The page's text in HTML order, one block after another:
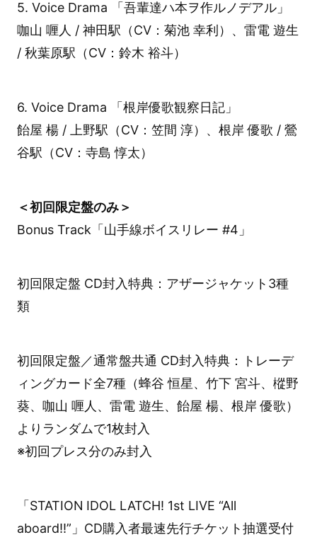
5. Voice Drama 「吾輩達ハ本ヲ作ルノデアル」
咖山 喱人 / 神田駅（CV：菊池 幸利）、雷電 遊生
/ 秋葉原駅（CV：鈴木 裕斗）
6. Voice Drama 「根岸優歌観察日記」
飴屋 楊 / 上野駅（CV：笠間 淳）、根岸 優歌 / 鶯
谷駅（CV：寺島 惇太）
＜初回限定盤のみ＞
Bonus Track「山手線ボイスリレー #4」
初回限定盤 CD封入特典：アザージャケット3種
類
初回限定盤／通常盤共通 CD封入特典：トレーデ
ィングカード全7種（蜂谷 恒星、竹下 宮斗、樅野
葵、咖山 喱人、雷電 遊生、飴屋 楊、根岸 優歌）
よりランダムで1枚封入
※初回プレス分のみ封入
「STATION IDOL LATCH! 1st LIVE “All
aboard!!”」CD購入者最速先行チケット抽選受付